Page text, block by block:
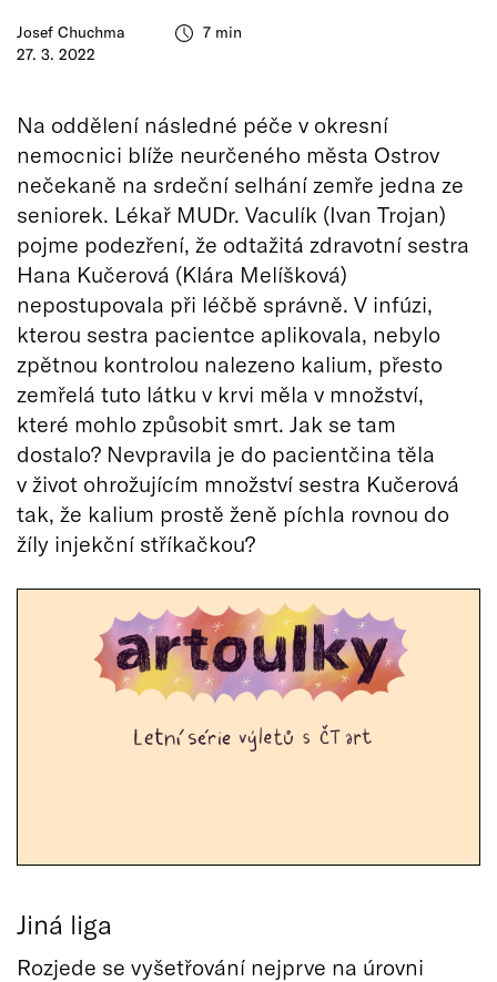
Josef Chuchma
27. 3. 2022
7 min
Na oddělení následné péče v okresní
nemocnici blíže neurčeného města Ostrov
nečekaně na srdeční selhání zemře jedna ze
seniorek. Lékař MUDr. Vaculík (Ivan Trojan)
pojme podezření, že odtažitá zdravotní sestra
Hana Kučerová (Klára Melíšková)
nepostupovala při léčbě správně. V infúzi,
kterou sestra pacientce aplikovala, nebylo
zpětnou kontrolou nalezeno kalium, přesto
zemřelá tuto látku v krvi měla v množství,
které mohlo způsobit smrt. Jak se tam
dostalo? Nevpravila je do pacientčina těla
v život ohrožujícím množství sestra Kučerová
tak, že kalium prostě ženě píchla rovnou do
žíly injekční stříkačkou?
Jiná liga
Rozjede se vyšetřování nejprve na úrovni